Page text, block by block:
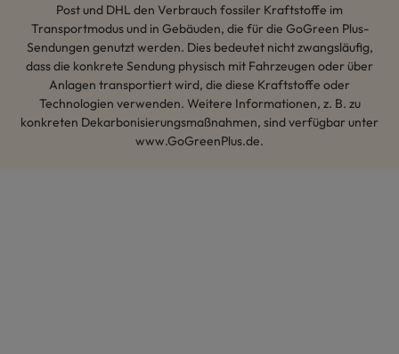
Post und DHL den Verbrauch fossiler Kraftstoffe im
Transportmodus und in Gebäuden, die für die GoGreen Plus-
Sendungen genutzt werden. Dies bedeutet nicht zwangsläufig,
dass die konkrete Sendung physisch mit Fahrzeugen oder über
Anlagen transportiert wird, die diese Kraftstoffe oder
Technologien verwenden. Weitere Informationen, z. B. zu
konkreten Dekarbonisierungsmaßnahmen, sind verfügbar unter
www.GoGreenPlus.de.